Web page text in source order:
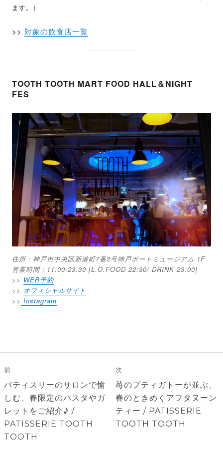
ます。）
>> 対象の飲食店一覧
TOOTH TOOTH MART FOOD HALL＆NIGHT
FES
住所：神戸市中央区新港町7番2号神戸ポートミュージアム 1F
営業時間：11:00-23:30 [L.O.FOOD 22:30/ DRINK 23:00]
>> WEB予約
>> オフィシャルサイト
>> Instagram
稿
ナ
ビ
ゲ
ー
シ
前
前
の
投
稿:
パティスリーのサロンで愉
しむ、春限定のパスタやガ
レットをご紹介♪ /
PATISSERIE TOOTH
TOOTH
次
次
の
投
稿:
苺のプティガトーが並ぶ、
春のときめくアフタヌーン
ティー / PATISSERIE
TOOTH TOOTH